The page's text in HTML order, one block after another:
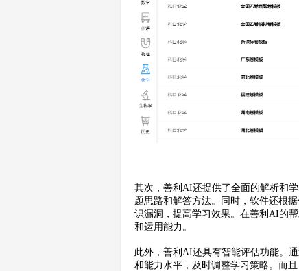
其次，善利AI还提供了全面的解析和
题思路和解答方法。同时，软件还根
识漏洞，提高学习效果。在善利AI的
和运用能力。
此外，善利AI还具有智能评估功能。
和能力水平，及时调整学习策略。而